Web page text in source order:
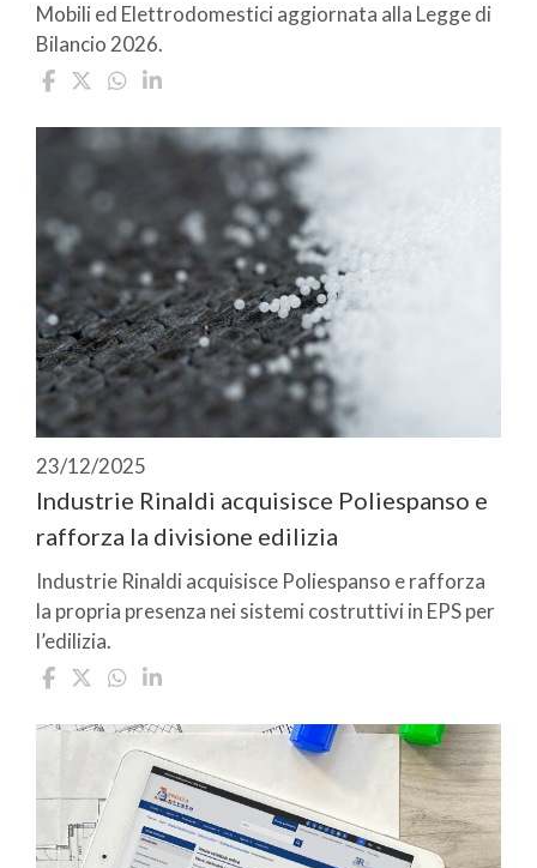
Mobili ed Elettrodomestici aggiornata alla Legge di
Bilancio 2026.
23/12/2025
Industrie Rinaldi acquisisce Poliespanso e
rafforza la divisione edilizia
Industrie Rinaldi acquisisce Poliespanso e rafforza
la propria presenza nei sistemi costruttivi in EPS per
l’edilizia.